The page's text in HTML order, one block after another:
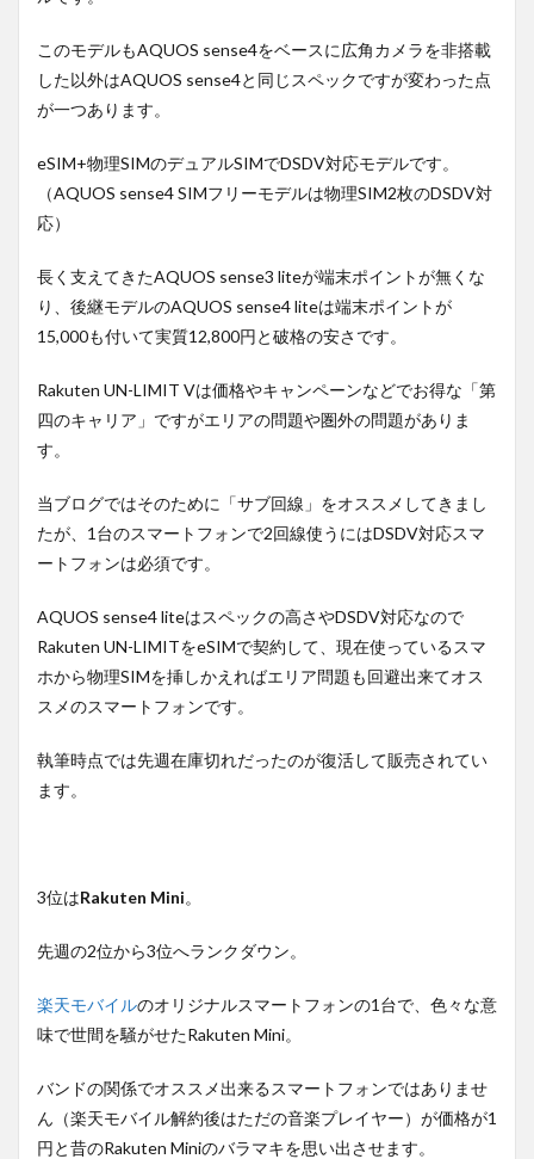
このモデルもAQUOS sense4をベースに広角カメラを非搭載
した以外はAQUOS sense4と同じスペックですが変わった点
が一つあります。
eSIM+物理SIMのデュアルSIMでDSDV対応モデルです。
（AQUOS sense4 SIMフリーモデルは物理SIM2枚のDSDV対
応）
長く支えてきたAQUOS sense3 liteが端末ポイントが無くな
り、後継モデルのAQUOS sense4 liteは端末ポイントが
15,000も付いて実質12,800円と破格の安さです。
Rakuten UN-LIMIT Vは価格やキャンペーンなどでお得な「第
四のキャリア」ですがエリアの問題や圏外の問題がありま
す。
当ブログではそのために「サブ回線」をオススメしてきまし
たが、1台のスマートフォンで2回線使うにはDSDV対応スマ
ートフォンは必須です。
AQUOS sense4 liteはスペックの高さやDSDV対応なので
Rakuten UN-LIMITをeSIMで契約して、現在使っているスマ
ホから物理SIMを挿しかえればエリア問題も回避出来てオス
スメのスマートフォンです。
執筆時点では先週在庫切れだったのが復活して販売されてい
ます。
3位はRakuten Mini。
先週の2位から3位へランクダウン。
楽天モバイルのオリジナルスマートフォンの1台で、色々な意
味で世間を騒がせたRakuten Mini。
バンドの関係でオススメ出来るスマートフォンではありませ
ん（楽天モバイル解約後はただの音楽プレイヤー）が価格が1
円と昔のRakuten Miniのバラマキを思い出させます。